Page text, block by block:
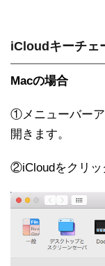
iCloudキーチェ
Macの場合
①メニューバー
開きます。
②iCloudをクリッ